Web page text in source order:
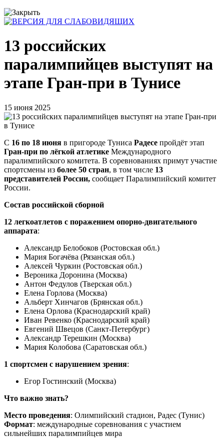
13 российских
паралимпийцев выступят на
этапе Гран-при в Тунисе
15 июня 2025
С 16 по 18 июня в пригороде Туниса Радесе пройдёт этап
Гран-при по лёгкой атлетике Международного
паралимпийского комитета. В соревнованиях примут участие
спортсмены из более 50 стран, в том числе 13
представителей России, сообщает Паралимпийский комитет
России.
Состав российской сборной
12 легкоатлетов с поражением опорно-двигательного
аппарата:
Александр Белобоков (Ростовская обл.)
Мария Богачёва (Рязанская обл.)
Алексей Чуркин (Ростовская обл.)
Вероника Доронина (Москва)
Антон Федулов (Тверская обл.)
Елена Горлова (Москва)
Альберт Хинчагов (Брянская обл.)
Елена Орлова (Краснодарский край)
Иван Ревенко (Краснодарский край)
Евгений Швецов (Санкт-Петербург)
Александр Терешкин (Москва)
Мария Колобова (Саратовская обл.)
1 спортсмен с нарушением зрения:
Егор Гостинский (Москва)
Что важно знать?
Место проведения: Олимпийский стадион, Радес (Тунис)
Формат: международные соревнования с участием
сильнейших паралимпийцев мира